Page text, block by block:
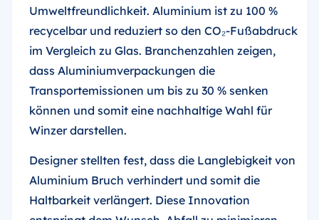
Umweltfreundlichkeit. Aluminium ist zu 100 %
recycelbar und reduziert so den CO₂-Fußabdruck
im Vergleich zu Glas. Branchenzahlen zeigen,
dass Aluminiumverpackungen die
Transportemissionen um bis zu 30 % senken
können und somit eine nachhaltige Wahl für
Winzer darstellen.
Designer stellten fest, dass die Langlebigkeit von
Aluminium Bruch verhindert und somit die
Haltbarkeit verlängert. Diese Innovation